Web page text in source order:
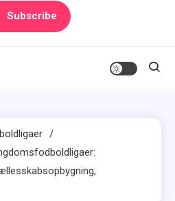
Subscribe